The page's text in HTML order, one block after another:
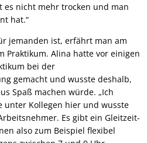
es nicht mehr trocken und man
hat.“
jemanden ist, erfährt man am
Praktikum. Alina hatte vor einigen
bei der
gemacht und wusste deshalb,
Spaß machen würde. „Ich
unter Kollegen hier und wusste
Es gibt ein Gleitzeit-
also zum Beispiel flexibel